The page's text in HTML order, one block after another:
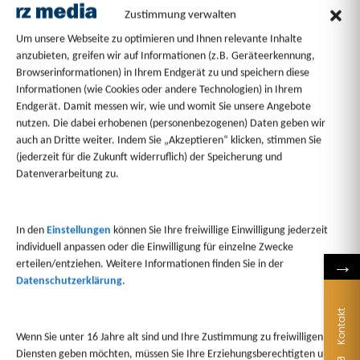
Zustimmung verwalten
Um unsere Webseite zu optimieren und Ihnen relevante Inhalte
anzubieten, greifen wir auf Informationen (z.B. Geräteerkennung,
Browserinformationen) in Ihrem Endgerät zu und speichern diese
Informationen (wie Cookies oder andere Technologien) in Ihrem
Endgerät. Damit messen wir, wie und womit Sie unsere Angebote
nutzen. Die dabei erhobenen (personenbezogenen) Daten geben wir
auch an Dritte weiter. Indem Sie „Akzeptieren“ klicken, stimmen Sie
(jederzeit für die Zukunft widerruflich) der Speicherung und
Datenverarbeitung zu.
In den Einstellungen können Sie Ihre freiwillige Einwilligung jederzeit
individuell anpassen oder die Einwilligung für einzelne Zwecke
erteilen/entziehen. Weitere Informationen finden Sie in der
Datenschutzerklärung.
Wenn Sie unter 16 Jahre alt sind und Ihre Zustimmung zu freiwilligen
Diensten geben möchten, müssen Sie Ihre Erziehungsberechtigten um
→
Kontakt